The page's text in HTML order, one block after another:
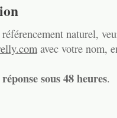
naturel,
avec votre nom,
réponse sous 48 heures.